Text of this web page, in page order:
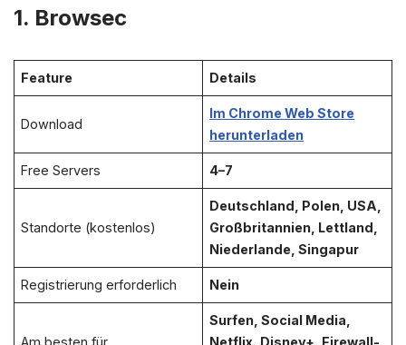
1. Browsec
Feature Details
Download
Im Chrome Web Store
herunterladen
Free Servers 4–7
Standorte (kostenlos)
Deutschland, Polen, USA,
Großbritannien, Lettland,
Niederlande, Singapur
Registrierung erforderlich Nein
Surfen, Social Media,